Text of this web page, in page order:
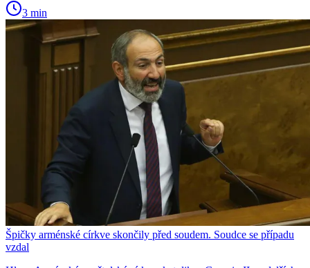
3 min
Špičky arménské církve skončily před soudem. Soudce se případu
vzdal